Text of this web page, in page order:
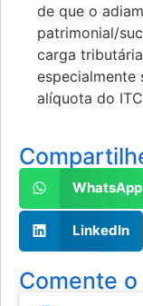
de que o
patrimonial/
carga
especialmente
alíquota do
WhatsApp
LinkedIn
Comente